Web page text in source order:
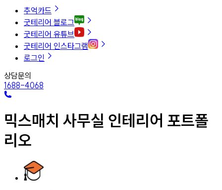
추억카드
굿테리어 블로그
굿테리어 유튜브
굿테리어 인스타그램
로그인
상담문의
1688-4068
믹스매치 사무실 인테리어 포트폴
리오